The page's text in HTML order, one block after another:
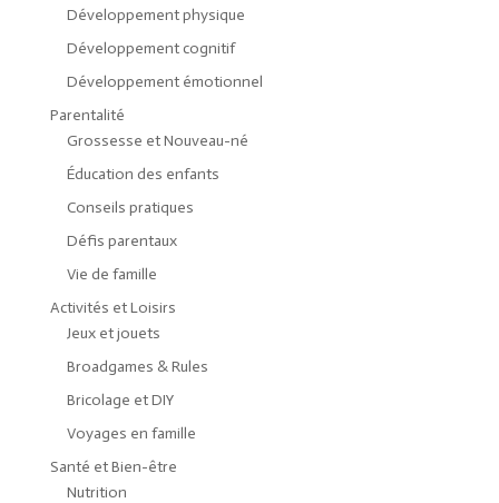
Développement physique
Développement cognitif
Développement émotionnel
Parentalité
Grossesse et Nouveau-né
Éducation des enfants
Conseils pratiques
Défis parentaux
Vie de famille
Activités et Loisirs
Jeux et jouets
Broadgames & Rules
Bricolage et DIY
Voyages en famille
Santé et Bien-être
Nutrition